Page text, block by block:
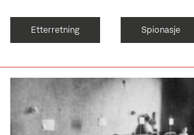
Etterretning Spionasje